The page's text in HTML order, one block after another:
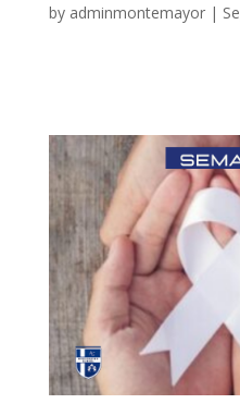
by adminmontemayor|